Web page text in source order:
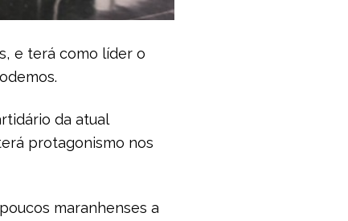
e terá como líder o
da atual
protagonismo nos
maranhenses a